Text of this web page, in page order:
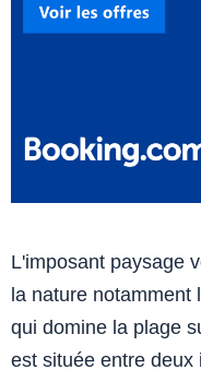
L'imposant paysage
la nature
qui domine la plage
est située entre deux